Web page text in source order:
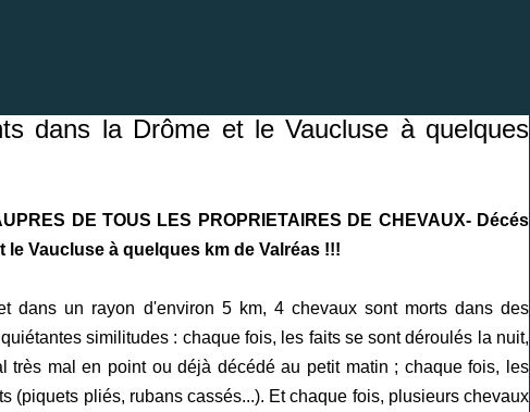
dans la Drôme et le Vaucluse à quelques
DE TOUS LES PROPRIETAIRES DE CHEVAUX- Décés
Vaucluse à quelques km de Valréas !!!
dans un rayon d'environ 5 km, 4 chevaux sont morts dans des
similitudes : chaque fois, les faits se sont déroulés la nuit,
très mal en point ou déjà décédé au petit matin ; chaque fois, les
(piquets pliés, rubans cassés...). Et chaque fois, plusieurs chevaux